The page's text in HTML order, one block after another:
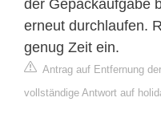
der Gepäckaufgabe
erneut durchlaufen.
genug Zeit ein.
Antrag auf Entfernung
vollständige Antwort auf